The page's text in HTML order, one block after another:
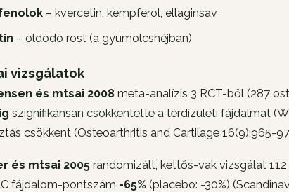
– kvercetin, kempferol, ellaginsav
– oldódó rost (a gyümölcshéjban)
vizsgálatok
és mtsai 2008 meta-analízis 3 RCT-ből (287
szignifikánsan csökkentette a térdízületi fájdalmat
csökkent (Osteoarthritis and Cartilage 16(9):965-
és mtsai 2005 randomizált, kettős-vak vizsgálat
fájdalom-pontszám -65% (placebo: -30%) (